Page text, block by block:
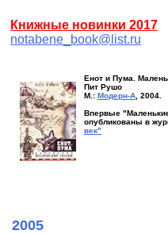
Книжные новинки 2017
notabene_book@list.ru
Енот и Пума.
Пит Рушо
М.: Модерн-А , 2004.
Впервые
опубликованы в
век"
2005